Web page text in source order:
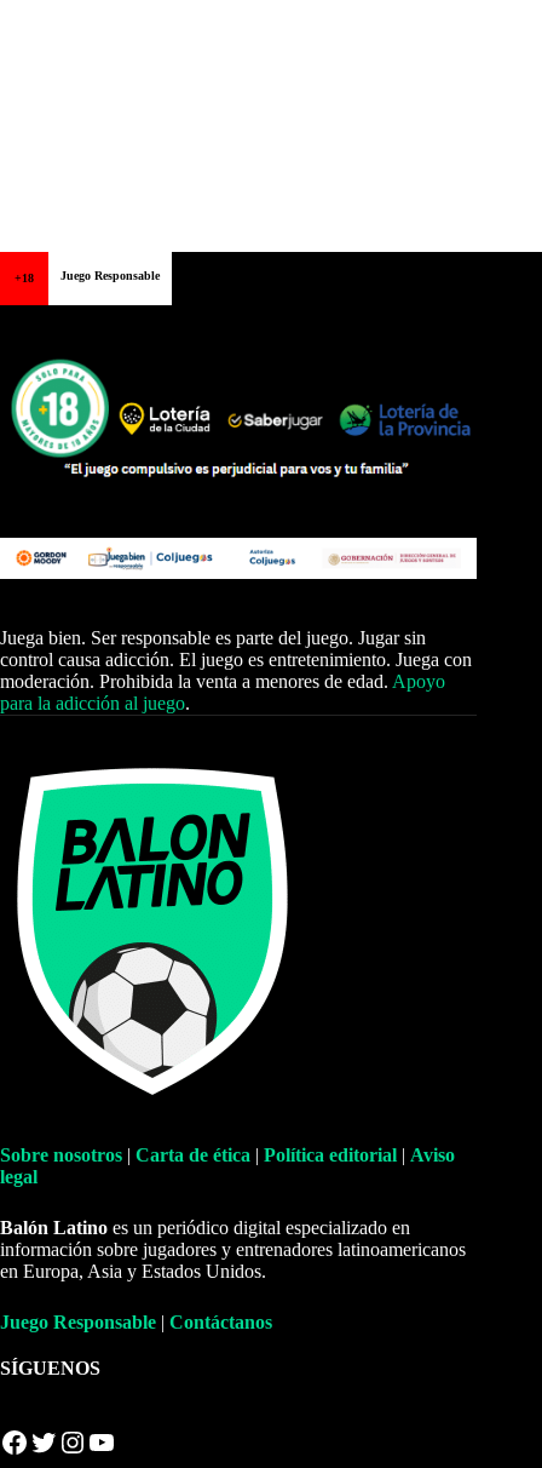
+18 Juego Responsable
Juega bien. Ser responsable es parte del juego. Jugar sin
control causa adicción. El juego es entretenimiento. Juega con
moderación. Prohibida la venta a menores de edad. Apoyo
para la adicción al juego.
Sobre nosotros | Carta de ética | Política editorial | Aviso
legal
Balón Latino es un periódico digital especializado en
información sobre jugadores y entrenadores latinoamericanos
en Europa, Asia y Estados Unidos.
Juego Responsable | Contáctanos
SÍGUENOS
Facebook Twitter Instagram YouTube